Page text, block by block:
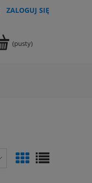
ZALOGUJ SIĘ
(pusty)